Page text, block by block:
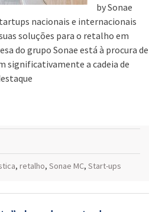
by Sonae
nacionais e internacionais
soluções para o retalho em
do grupo Sonae está à procura de
significativamente a cadeia de
, retalho, Sonae MC, Start-ups